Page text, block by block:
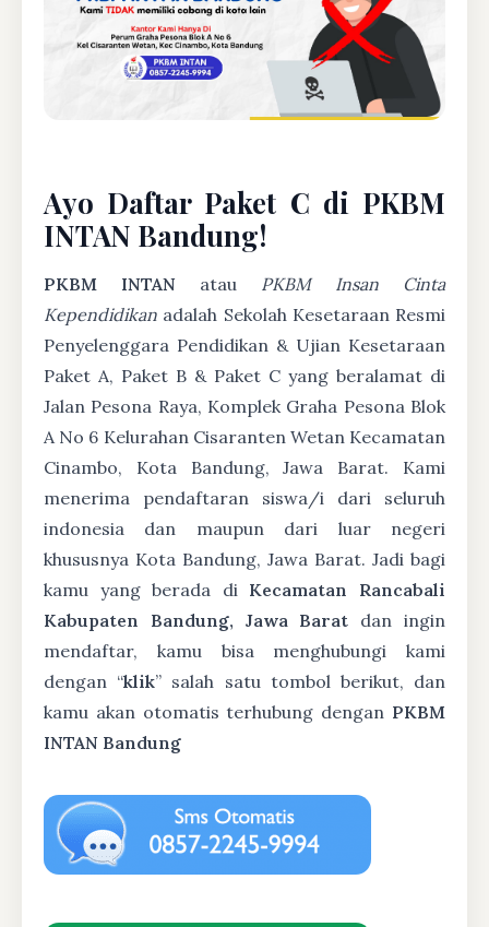
Ayo Daftar Paket C di PKBM
INTAN Bandung!
PKBM INTAN atau PKBM Insan Cinta
Kependidikan adalah Sekolah Kesetaraan Resmi
Penyelenggara Pendidikan & Ujian Kesetaraan
Paket A, Paket B & Paket C yang beralamat di
Jalan Pesona Raya, Komplek Graha Pesona Blok
A No 6 Kelurahan Cisaranten Wetan Kecamatan
Cinambo, Kota Bandung, Jawa Barat. Kami
menerima pendaftaran siswa/i dari seluruh
indonesia dan maupun dari luar negeri
khususnya Kota Bandung, Jawa Barat. Jadi bagi
kamu yang berada di Kecamatan Rancabali
Kabupaten Bandung, Jawa Barat dan ingin
mendaftar, kamu bisa menghubungi kami
dengan “klik” salah satu tombol berikut, dan
kamu akan otomatis terhubung dengan PKBM
INTAN Bandung